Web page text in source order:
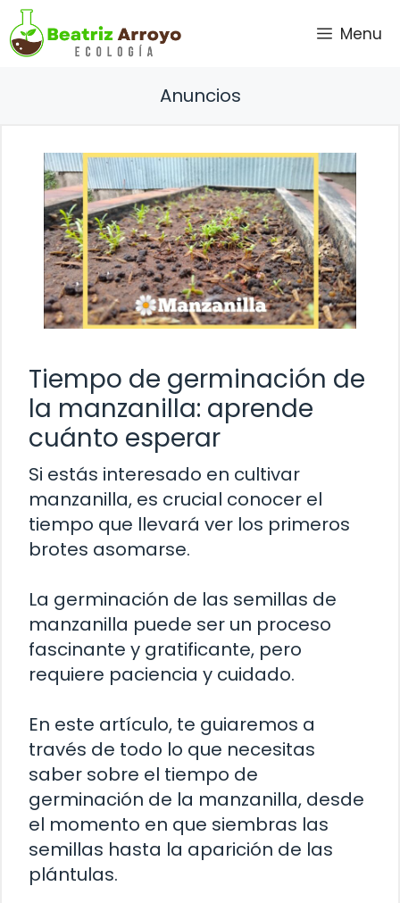
Saltar
al
contenido
Menu
Anuncios
Tiempo de germinación de
la manzanilla: aprende
cuánto esperar
Si estás interesado en cultivar
manzanilla, es crucial conocer el
tiempo que llevará ver los primeros
brotes asomarse.
La germinación de las semillas de
manzanilla puede ser un proceso
fascinante y gratificante, pero
requiere paciencia y cuidado.
En este artículo, te guiaremos a
través de todo lo que necesitas
saber sobre el tiempo de
germinación de la manzanilla, desde
el momento en que siembras las
semillas hasta la aparición de las
plántulas.